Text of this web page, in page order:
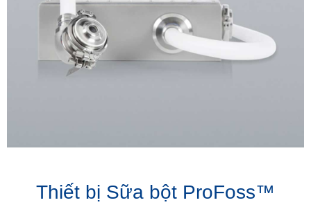
Thiết bị Sữa bột ProFoss™